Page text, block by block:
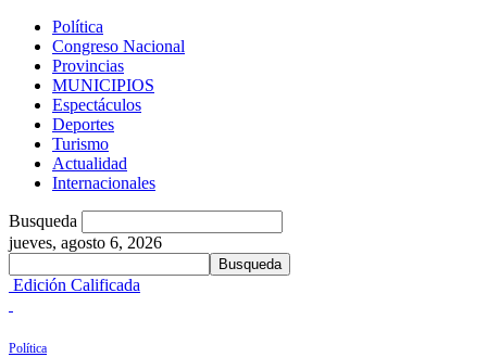
Política
Congreso Nacional
Provincias
MUNICIPIOS
Espectáculos
Deportes
Turismo
Actualidad
Internacionales
Busqueda
jueves, agosto 6, 2026
Edición Calificada
Política